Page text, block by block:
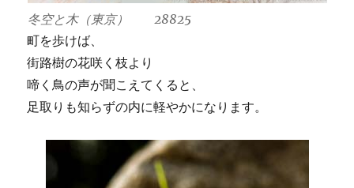
冬空と木（東京） 28825
町を歩けば、
街路樹の花咲く枝より
啼く鳥の声が聞こえてくると、
足取りも知らずの内に軽やかになります。